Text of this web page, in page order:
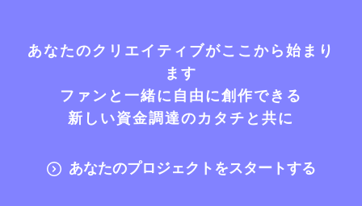
あなたのクリエイティブがここから始まり
ます
ファンと一緒に自由に創作できる
新しい資金調達のカタチと共に
あなたのプロジェクトをスタートする